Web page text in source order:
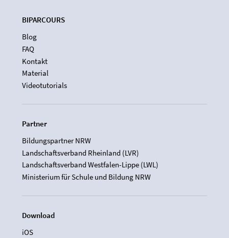
BIPARCOURS
Blog
FAQ
Kontakt
Material
Videotutorials
Partner
Bildungspartner NRW
Landschaftsverband Rheinland (LVR)
Landschaftsverband Westfalen-Lippe (LWL)
Ministerium für Schule und Bildung NRW
Download
iOS